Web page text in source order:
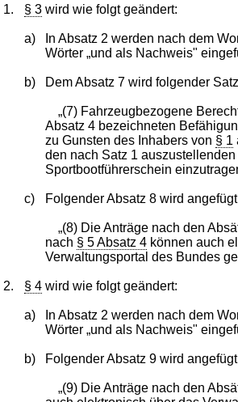
1. § 3 wird wie folgt geändert:
a)
In Absatz 2 werden nach dem
Wörter „und als Nachweis"
b) Dem Absatz 7 wird folgender
„(7) Fahrzeugbezogene
Absatz 4 bezeichneten
zu Gunsten des Inhabers von § 1
den nach Satz 1 auszustellenden
Sportbootführerschein
c) Folgender Absatz 8 wird
„(8) Die Anträge nach den
nach § 5 Absatz 4können auch
Verwaltungsportal des Bundes
2. § 4 wird wie folgt geändert:
a)
In Absatz 2 werden nach dem
Wörter „und als Nachweis"
b) Folgender Absatz 9 wird
„(9) Die Anträge nach den